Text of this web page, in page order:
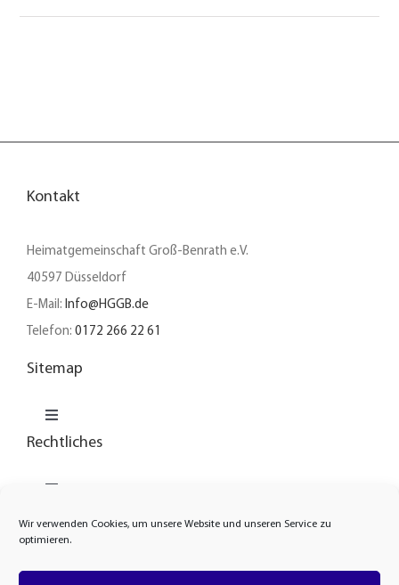
Wir verwenden Cookies, um unsere Website und unseren Service zu
optimieren.
Kontakt
Heimatgemeinschaft Groß-Benrath e.V.
40597 Düsseldorf
E-Mail: Info@HGGB.de
Telefon: 0172 266 22 61
Sitemap
Toggle
Navigation
News
Rechtliches
Cookie-Richtlinie